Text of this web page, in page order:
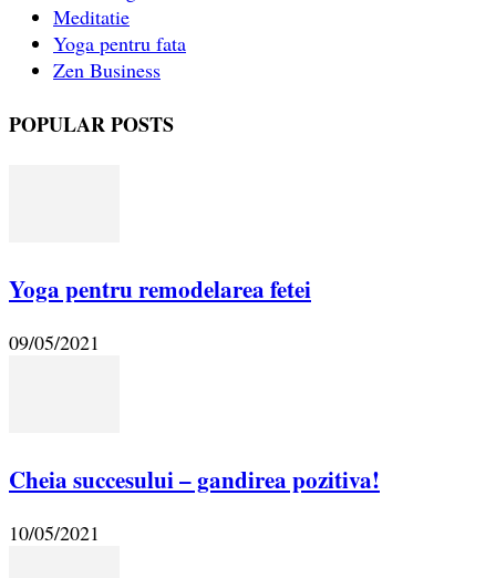
Meditatie
Yoga pentru fata
Zen Business
POPULAR POSTS
Yoga pentru remodelarea fetei
09/05/2021
Cheia succesului – gandirea pozitiva!
10/05/2021